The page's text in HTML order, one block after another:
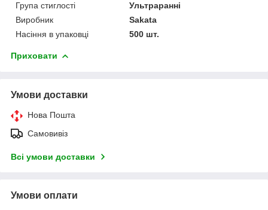
Група стиглості
Ультраранні
Виробник
Sakata
Насіння в упаковці
500 шт.
Приховати
Умови доставки
Нова Пошта
Самовивіз
Всі умови доставки
Умови оплати